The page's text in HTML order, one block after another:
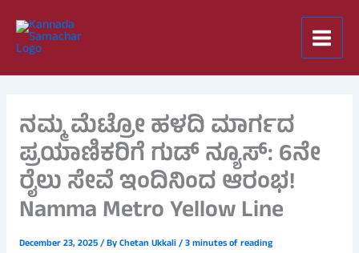
content
ನಮ್ಮ ಮೆಟ್ರೋ ಹಳದಿ ಮಾರ್ಗದ
ಪ್ರಯಾಣಿಕರಿಗೆ ಗುಡ್ ನ್ಯೂಸ್: 6ನೇ
ರೈಲು ಸೇವೆ ಇಂದಿನಿಂದ ಆರಂಭ!
Namma Metro Yellow Line
December 23, 2025/ ByChetan Ukkali/3 minutes of reading